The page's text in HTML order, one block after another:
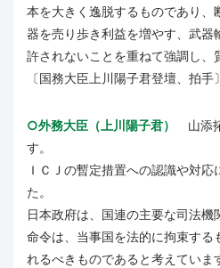
本を大きく逸脱するものであり、
器を売り歩き利益を増やす、武器
許されないことを重ねて強調し、
〔国務大臣上川陽子君登壇、拍手〕
○外務大臣（上川陽子君）
山添
す。
ＩＣＪの暫定措置への認識や対
た。
日本政府は、国連の主要な司法
命令は、当事国を法的に拘束する
れるべきものであると考えていま